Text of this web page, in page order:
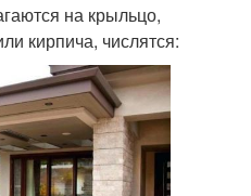
на крыльцо,
кирпича, числятся: